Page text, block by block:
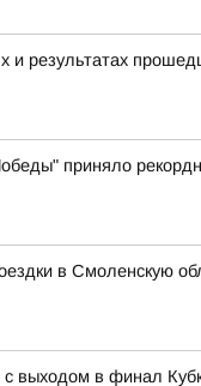
и результатах
приняло
в Смоленскую
выходом в финал